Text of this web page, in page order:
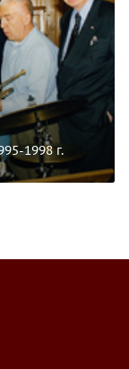
1998 г.